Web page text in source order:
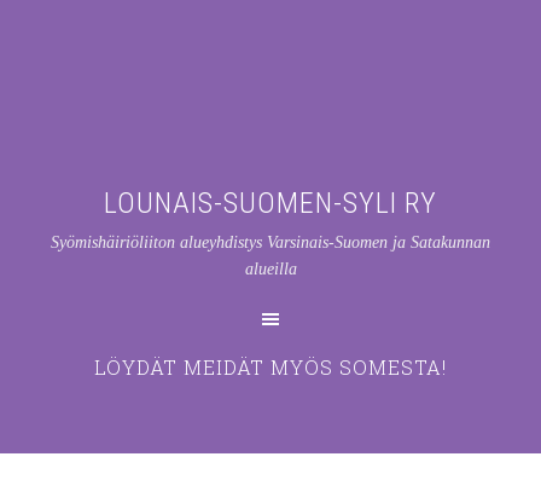
LOUNAIS-SUOMEN-SYLI RY
Syömishäiriöliiton alueyhdistys Varsinais-Suomen ja Satakunnan
alueilla
LÖYDÄT MEIDÄT MYÖS SOMESTA!